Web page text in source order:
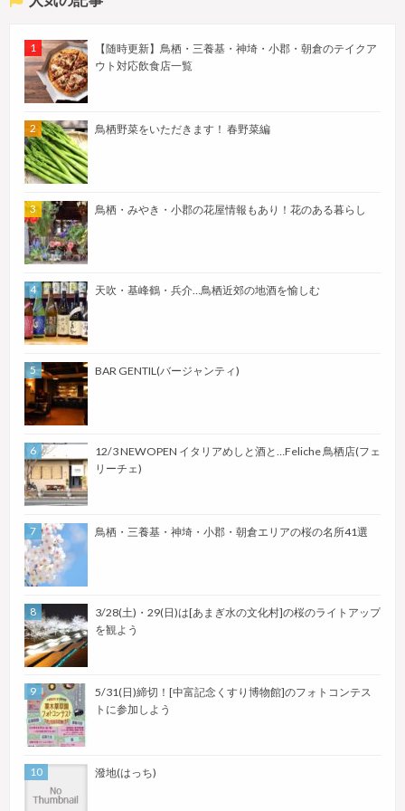
【随時更新】鳥栖・三養基・神埼・小郡・朝倉のテイクア
ウト対応飲食店一覧
鳥栖野菜をいただきます！ 春野菜編
鳥栖・みやき・小郡の花屋情報もあり！花のある暮らし
天吹・基峰鶴・兵介…鳥栖近郊の地酒を愉しむ
BAR GENTIL(バージャンティ)
12/3 NEWOPEN イタリアめしと酒と…Feliche 鳥栖店(フェ
リーチェ)
鳥栖・三養基・神埼・小郡・朝倉エリアの桜の名所41選
3/28(土)・29(日)は[あまぎ水の文化村]の桜のライトアップ
を観よう
5/31(日)締切！[中富記念くすり博物館]のフォトコンテス
トに参加しよう
潑地(はっち)